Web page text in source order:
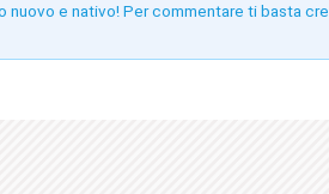
e nativo! Per commentare ti basta